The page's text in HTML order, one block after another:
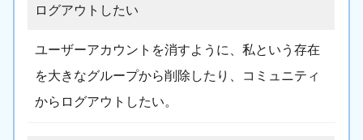
ログアウトしたい
ユーザーアカウントを消すように、私という存在
を大きなグループから削除したり、コミュニティ
からログアウトしたい。